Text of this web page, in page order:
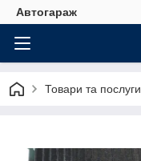
Автогараж
Товари та послуги